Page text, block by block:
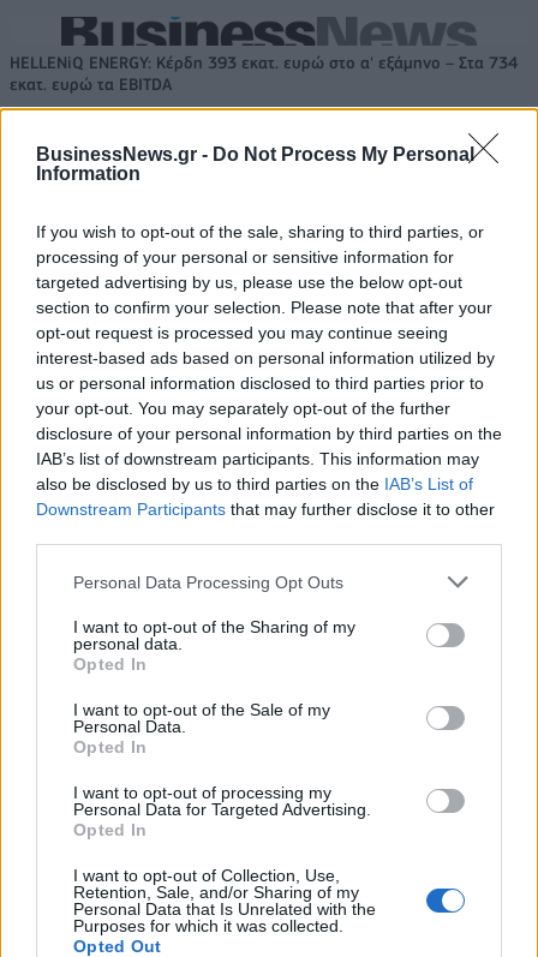
BusinessNews.gr - Do Not Process My Personal
Information
If you wish to opt-out of the sale, sharing to third parties, or
processing of your personal or sensitive information for
targeted advertising by us, please use the below opt-out
section to confirm your selection. Please note that after your
opt-out request is processed you may continue seeing
interest-based ads based on personal information utilized by
us or personal information disclosed to third parties prior to
your opt-out. You may separately opt-out of the further
disclosure of your personal information by third parties on the
IAB’s list of downstream participants. This information may
also be disclosed by us to third parties on the IAB’s List of
Downstream Participants that may further disclose it to other
Personal Data Processing Opt Outs
I want to opt-out of the Sharing of my
personal data.
Opted In
I want to opt-out of the Sale of my
Personal Data.
Opted In
I want to opt-out of processing my
Personal Data for Targeted Advertising.
Opted In
I want to opt-out of Collection, Use,
Retention, Sale, and/or Sharing of my
Personal Data that Is Unrelated with the
Purposes for which it was collected.
Opted Out
HELLENiQ ENERGY: Κέρδη 393 εκατ. ευρώ στο α' εξάμηνο – Στα 734
εκατ. ευρώ τα EBITDA
ο τζίρος στο α' εξάμηνο, στα 4,3
δισ. ευρώ – Στα 446 εκατ. ευρώ
τα EBITDA
δισ. ευρώ ως το 2028 για την
Ενέργεια
Η συμφωνία Arval-Athlon αναδιαμορφώνει την αγορά leasing
VW: Η δύσκολη εξίσωση της
αναδιάρθρωσης
18η συνεχόμενη χρονιά για τον
ΟΤΕ στη διεθνή σειρά δεικτών
Alpha Bank: Για πρώτη φορά το Αρχαίο Θέατρο Επιδαύρου άνοιξε τις
ESG Report 2025: Πώς η ΑΒ Βασιλόπουλος μετατρέπει τη
βιωσιμότητα σε καθημερινή πράξη
ΠΕΡΙΣΣΌΤΕΡΑ ΣΕ ΑΥΤΉ ΤΗΝ ΚΑΤΗΓΟΡΊΑ